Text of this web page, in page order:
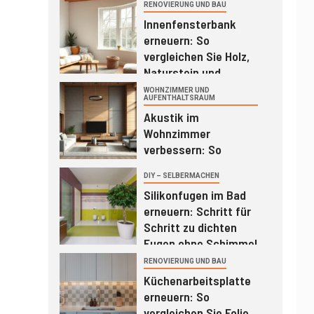
richtig
RENOVIERUNG UND BAU
Innenfensterbank
erneuern: So
vergleichen Sie Holz,
Naturstein und
Werzalit richtig
WOHNZIMMER UND
AUFENTHALTSRAUM
Akustik im
Wohnzimmer
verbessern: So
Akustikbilder,
Lamellenpaneele und
Vorhänge richtig
3 DIY – SELBERMACHEN
Silikonfugen im Bad
erneuern: Schritt für
Schritt zu dichten
Fugen ohne Schimmel
RENOVIERUNG UND BAU
Küchenarbeitsplatte
erneuern: So